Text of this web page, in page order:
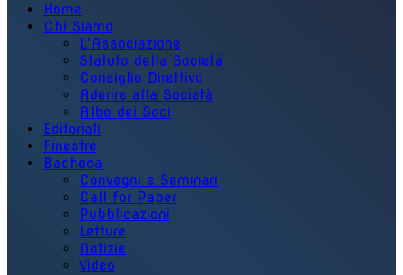
Home
Chi Siamo
L'Associazione
Statuto della Società
Consiglio Direttivo
Aderire alla Società
Albo dei Soci
Editoriali
Finestre
Bacheca
Convegni e Seminari
Call for Paper
Pubblicazioni
Letture
Notizie
Video